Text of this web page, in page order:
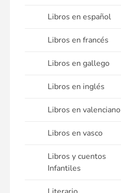
Libros en español
Libros en francés
Libros en gallego
Libros en inglés
Libros en valenciano
Libros en vasco
Libros y cuentos
Infantiles